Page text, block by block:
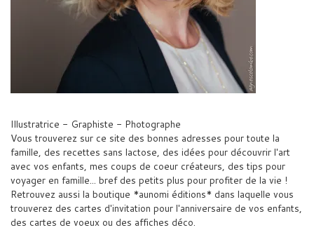
Illustratrice - Graphiste - Photographe
Vous trouverez sur ce site des bonnes adresses pour toute la
famille, des recettes sans lactose, des idées pour découvrir l'art
avec vos enfants, mes coups de coeur créateurs, des tips pour
voyager en famille... bref des petits plus pour profiter de la vie !
Retrouvez aussi la boutique *aunomi éditions* dans laquelle vous
trouverez des cartes d'invitation pour l'anniversaire de vos enfants,
des cartes de voeux ou des affiches déco.